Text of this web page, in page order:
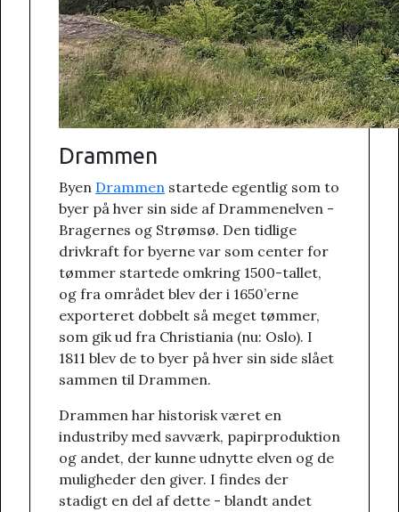
Drammen
Byen Drammen startede egentlig som to
byer på hver sin side af Drammenelven -
Bragernes og Strømsø. Den tidlige
drivkraft for byerne var som center for
tømmer startede omkring 1500-tallet,
og fra området blev der i 1650’erne
exporteret dobbelt så meget tømmer,
som gik ud fra Christiania (nu: Oslo). I
1811 blev de to byer på hver sin side slået
sammen til Drammen.
Drammen har historisk været en
industriby med savværk, papirproduktion
og andet, der kunne udnytte elven og de
muligheder den giver. I findes der
stadigt en del af dette - blandt andet